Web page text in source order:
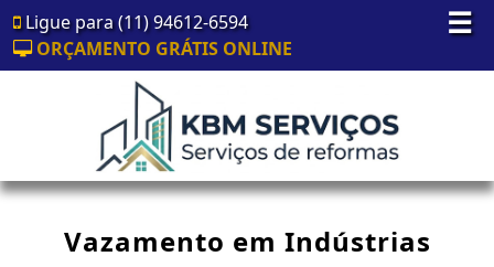
☰
Ligue para (11) 94612-6594
ORÇAMENTO GRÁTIS ONLINE
Vazamento em Indústrias